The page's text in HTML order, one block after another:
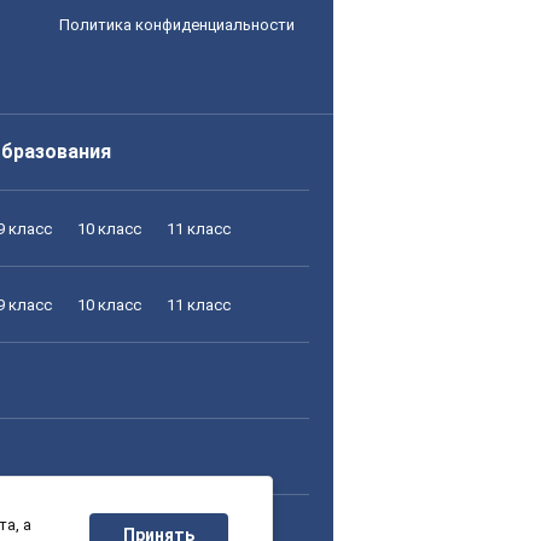
Политика конфиденциальности
класс 10 класс 11 класс
класс 10 класс 11 класс
класс 10 класс 11 класс
а
Принять